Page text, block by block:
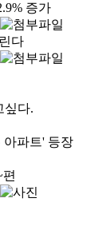
증가
다
싶다.
아파트' 등장